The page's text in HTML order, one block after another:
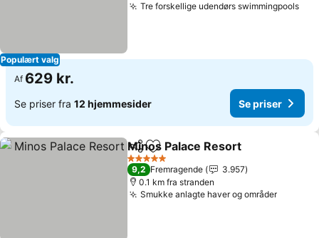
Populært valg
Tre forskellige udendørs swimmingpools
Af 629 kr.
Se priser fra 12 hjemmesider Se priser
Del Føj til favoritter
Minos Palace Resort
5 Stjerner
9,2 Fremragende
3.957
0.1 km fra stranden
Smukke anlagte haver og områder